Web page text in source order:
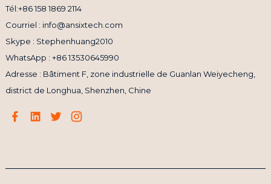
Tél:+86 158 1869 2114
Courriel : info@ansixtech.com
Skype : Stephenhuang2010
WhatsApp : +86 13530645990
Adresse : Bâtiment F, zone industrielle de Guanlan Weiyecheng,
district de Longhua, Shenzhen, Chine